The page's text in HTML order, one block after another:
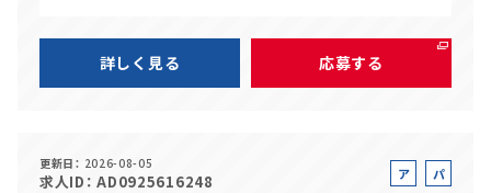
詳しく見る 応募する
更新日 2026-08-05
求人ID AD0925616248
ア
パ